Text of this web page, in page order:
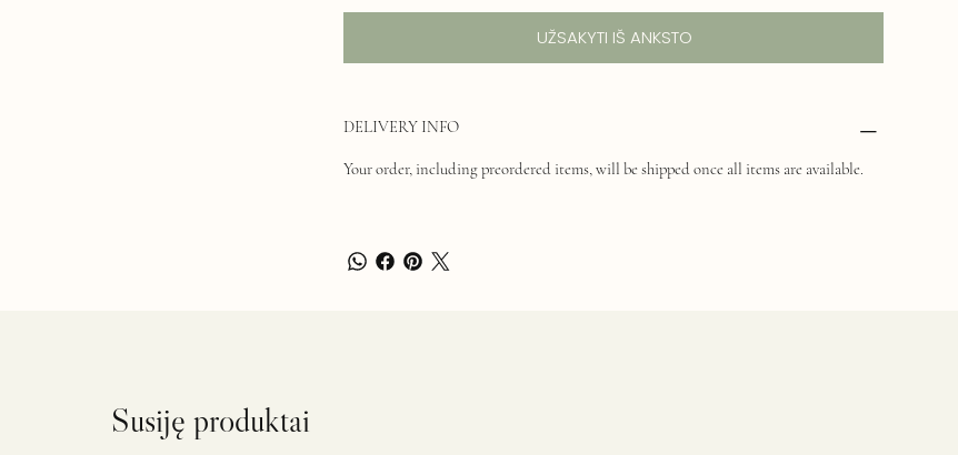
UŽSAKYTI IŠ ANKSTO
DELIVERY INFO
Your order, including preordered items, will be shipped once all items are available.
Susiję produktai